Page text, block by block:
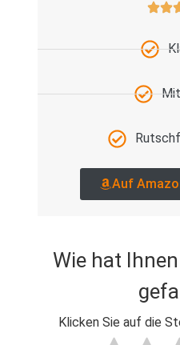
Auf
Wie hat
Klicken Sie auf die